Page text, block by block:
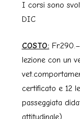
I corsi sono
DIC
COSTO:
lezione con un
certificato e 12
passeggiata
attitudinale).